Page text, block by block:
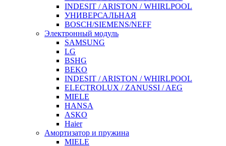
INDESIT / ARISTON / WHIRLPOOL
УНИВЕРСАЛЬНАЯ
BOSCH/SIEMENS/NEFF
Электронный модуль
SAMSUNG
LG
BSHG
BEKO
INDESIT / ARISTON / WHIRLPOOL
ELECTROLUX / ZANUSSI / AEG
MIELE
HANSA
ASKO
Haier
Амортизатор и пружина
MIELE